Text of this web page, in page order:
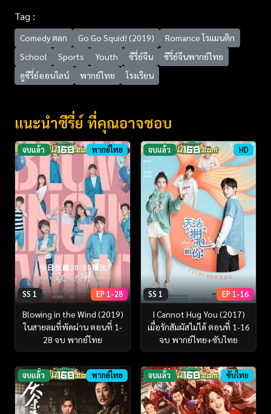
Tag :
Comedy ตลก Go Go Squid! (2019)
Romance โรแมนติก
School
Sports Youth ซีรี่ย์จีน
ซีรี่ย์จีนพากย์ไทย
ดูซีรี่ย์ออนไลน์
พากย์ไทย โรงเรียน
แนะนำซีรี่ย์ ที่คุณอาจชอบ
จบแล้ว พากย์ไทย
SS 1 EP 1-28
Blowing in the Wind (2019)
ในสายลมที่พัดผ่าน ตอนที่ 1-
28 จบ พากย์ไทย
จบแล้ว HD
SS 1 EP 1-16
I Cannot Hug You (2017)
เมื่อรักสัมผัสไม่ได้ ตอนที่ 1-16
จบ พากย์ไทย+ซับไทย
จบแล้ว พากย์ไทย จบแล้ว ซับไทย